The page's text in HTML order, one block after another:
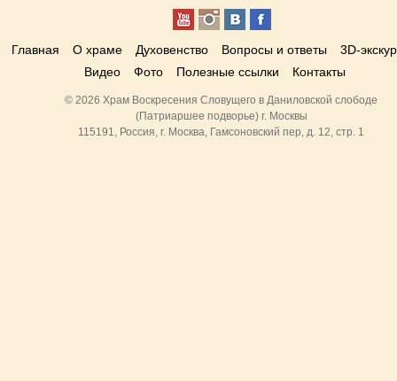
Главная О храме Духовенство Вопросы и ответы
3D-
Видео
Фото Полезные ссылки Контакты
© 2026 Храм Воскресения Словущего в Даниловской слободе
(Патриаршее подворье) г. Москвы
115191, Россия, г. Москва, Гамсоновский пер, д. 12, стр. 1